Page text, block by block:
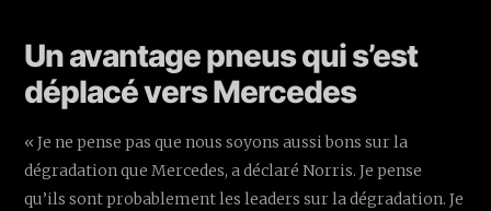
Un avantage pneus qui s’est
déplacé vers Mercedes
« Je ne pense pas que nous soyons aussi bons sur la
dégradation que Mercedes, a déclaré Norris. Je pense
qu’ils sont probablement les leaders sur la dégradation. Je